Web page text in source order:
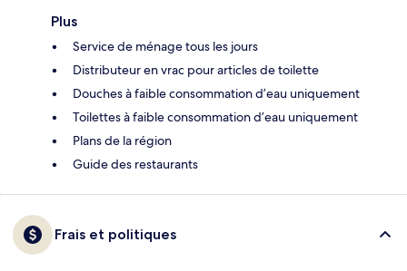
Plus
Service de ménage tous les jours
Distributeur en vrac pour articles de toilette
Douches à faible consommation d’eau uniquement
Toilettes à faible consommation d’eau uniquement
Plans de la région
Guide des restaurants
Frais et politiques